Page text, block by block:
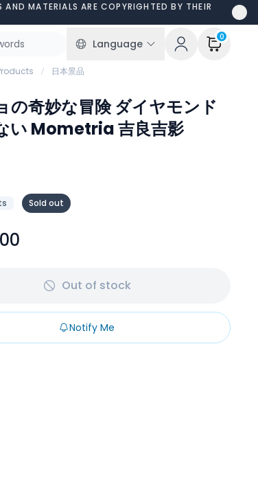
MATERIALS ARE COPYRIGHTED BY THEIR
Language
0
日本景品
の奇妙な冒険 ダイヤモンド
い Mometria 吉良吉影
Sold out
Out of stock
Notify Me